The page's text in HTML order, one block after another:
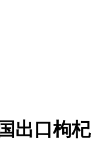
出口枸